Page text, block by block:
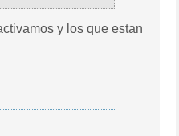
y los que estan